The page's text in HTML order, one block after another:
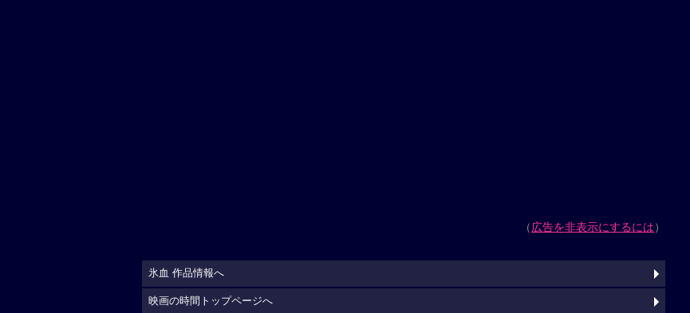
（広告を非表示にするには）
氷血 作品情報へ
映画の時間トップページへ